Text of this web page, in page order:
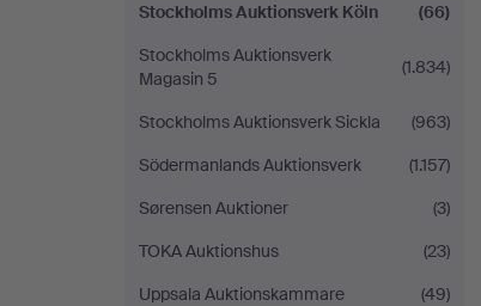
Stockholms Auktionsverk Köln
(66)
Stockholms Auktionsverk
Magasin 5
(1.834)
Stockholms Auktionsverk Sickla
(963)
Södermanlands Auktionsverk
(1.157)
Sørensen Auktioner
(3)
TOKA Auktionshus
(23)
Uppsala Auktionskammare
(49)